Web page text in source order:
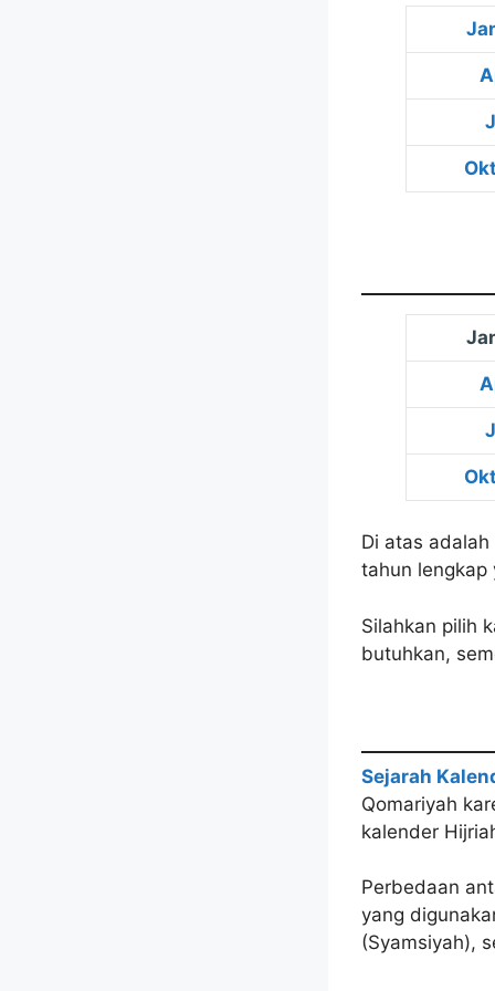
Di atas
tahun lengkap
Silahkan pilih
butuhkan,
Sejarah
Qomariyah
kalender
Perbedaan
yang
(Syamsiyah),